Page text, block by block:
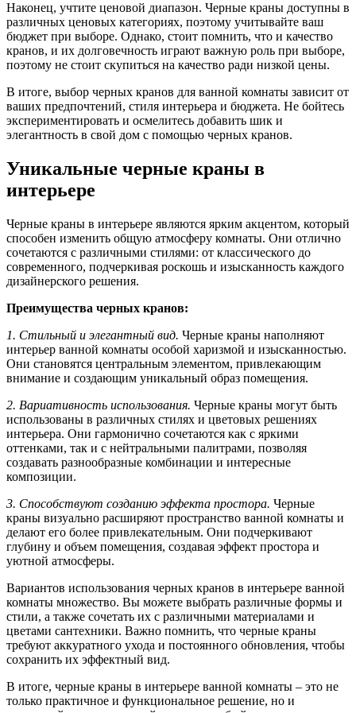
Наконец, учтите ценовой диапазон. Черные краны доступны в
различных ценовых категориях, поэтому учитывайте ваш
бюджет при выборе. Однако, стоит помнить, что и качество
кранов, и их долговечность играют важную роль при выборе,
поэтому не стоит скупиться на качество ради низкой цены.
В итоге, выбор черных кранов для ванной комнаты зависит от
ваших предпочтений, стиля интерьера и бюджета. Не бойтесь
экспериментировать и осмелитесь добавить шик и
элегантность в свой дом с помощью черных кранов.
Уникальные черные краны в
интерьере
Черные краны в интерьере являются ярким акцентом, который
способен изменить общую атмосферу комнаты. Они отлично
сочетаются с различными стилями: от классического до
современного, подчеркивая роскошь и изысканность каждого
дизайнерского решения.
Преимущества черных кранов:
1. Стильный и элегантный вид. Черные краны наполняют
интерьер ванной комнаты особой харизмой и изысканностью.
Они становятся центральным элементом, привлекающим
внимание и создающим уникальный образ помещения.
2. Вариативность использования. Черные краны могут быть
использованы в различных стилях и цветовых решениях
интерьера. Они гармонично сочетаются как с яркими
оттенками, так и с нейтральными палитрами, позволяя
создавать разнообразные комбинации и интересные
композиции.
3. Способствуют созданию эффекта простора. Черные
краны визуально расширяют пространство ванной комнаты и
делают его более привлекательным. Они подчеркивают
глубину и объем помещения, создавая эффект простора и
уютной атмосферы.
Вариантов использования черных кранов в интерьере ванной
комнаты множество. Вы можете выбрать различные формы и
стили, а также сочетать их с различными материалами и
цветами сантехники. Важно помнить, что черные краны
требуют аккуратного ухода и постоянного обновления, чтобы
сохранить их эффектный вид.
В итоге, черные краны в интерьере ванной комнаты – это не
только практичное и функциональное решение, но и